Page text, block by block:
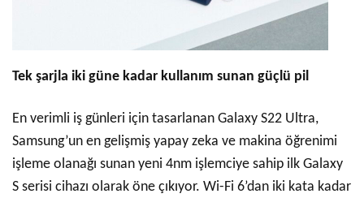
Tek şarjla iki güne kadar kullanım sunan güçlü pil
En verimli iş günleri için tasarlanan Galaxy S22 Ultra,
Samsung’un en gelişmiş yapay zeka ve makina öğrenimi
işleme olanağı sunan yeni 4nm işlemciye sahip ilk Galaxy
S serisi cihazı olarak öne çıkıyor. Wi-Fi 6’dan iki kata kadar